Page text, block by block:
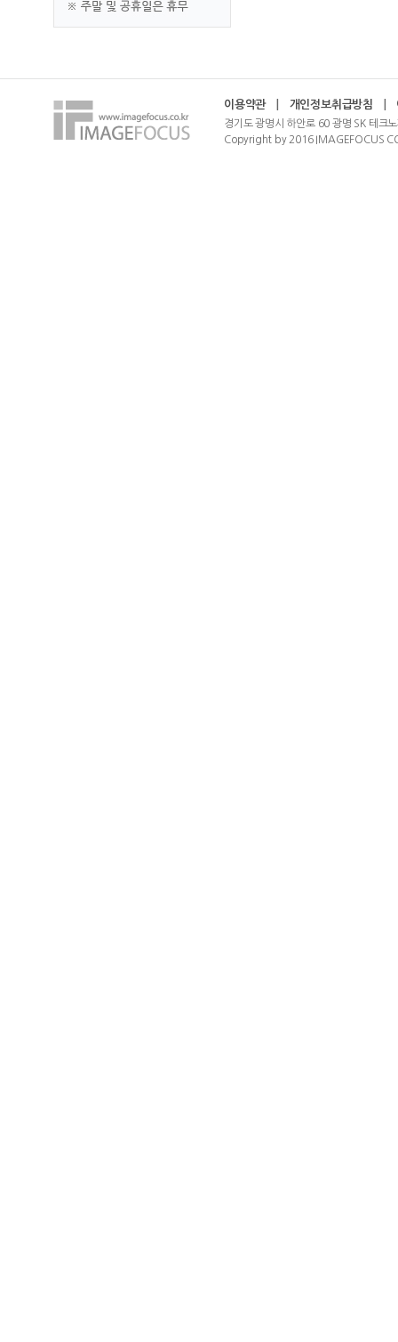
이용약관 개인정보취급방침
경기도 광명시 하안로 60 광명 SK 테크
Copyright by 2016 IMAGEFOCUS